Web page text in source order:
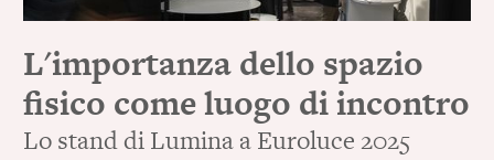
L'importanza dello spazio
fisico come luogo di incontro
Lo stand di Lumina a Euroluce 2025